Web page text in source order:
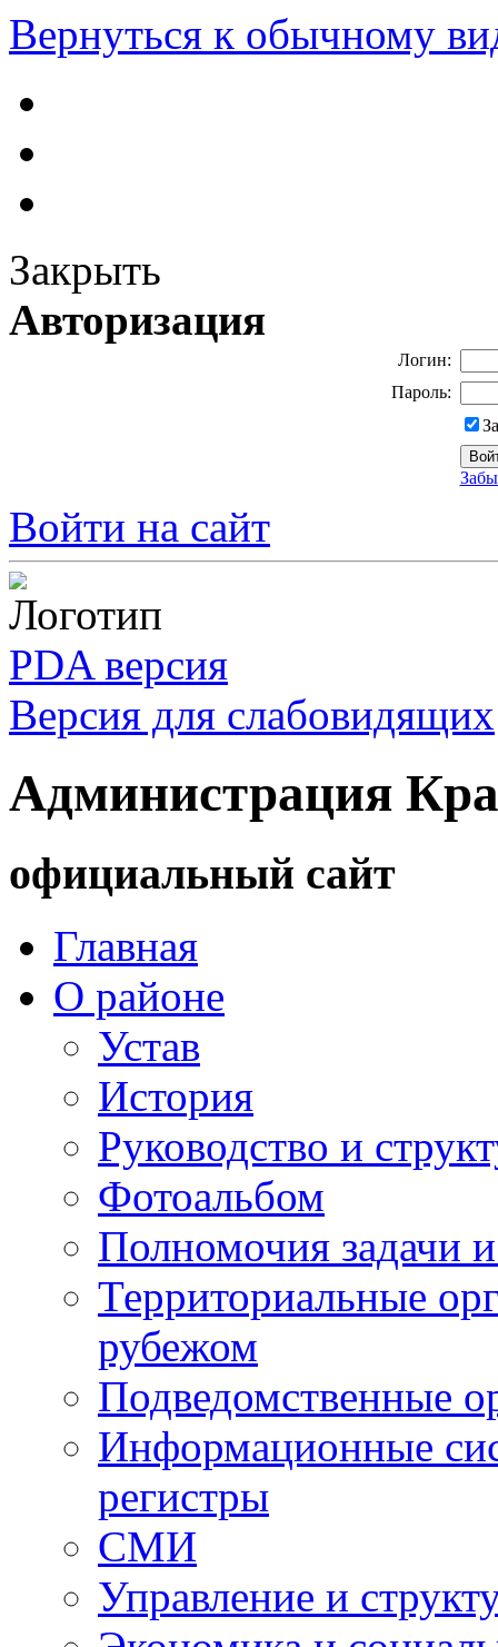
Вернуться к обычному
Закрыть
Авторизация
Логин:
Пароль:
Войти на сайт
PDA версия
Версия для слабовидящих
Администрация
официальный сайт
Главная
О районе
Устав
История
Руководство и
Фотоальбом
Полномочия задачи
Территориальные
рубежом
Подведомственные
Информационные
регистры
СМИ
Управление и